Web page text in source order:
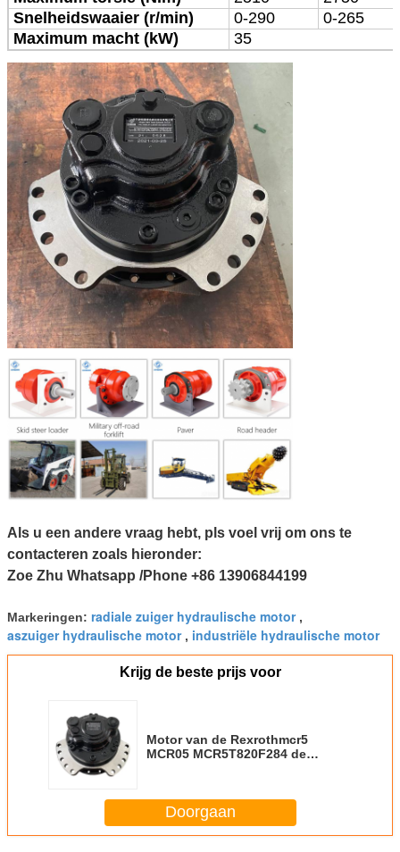
Snelheidswaaier (r/min)
0-290
0-265
Maximum macht (kW)
35
Als u een andere vraag hebt, pls voel vrij om ons te
contacteren zoals hieronder:
Zoe Zhu Whatsapp /Phone +86 13906844199
Markeringen: radiale zuiger hydraulische motor,
aszuiger hydraulische motor, industriële hydraulische motor
Krijg de beste prijs voor
Motor van de Rexrothmcr5
MCR05 MCR5T820F284 de
Doorgaan